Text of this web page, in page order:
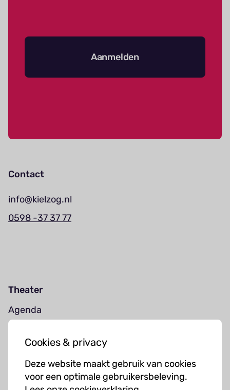
Cookies & privacy
Deze website maakt gebruik van cookies
voor een optimale gebruikersbeleving.
Aanmelden
Contact
info@kielzog.nl
0598 -37 37 77
Theater
Agenda
Muziekcursussen